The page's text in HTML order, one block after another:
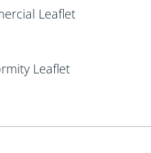
Leaflet
Leaflet